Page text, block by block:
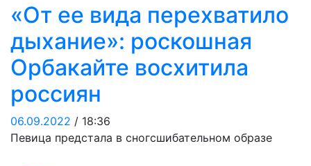
«От ее вида перехватило
дыхание»: роскошная
Орбакайте восхитила
россиян
06.09.2022 / 18:36
Певица предстала в сногсшибательном образе